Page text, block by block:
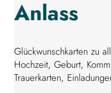
Anlass
Glückwunschkarten zu
Hochzeit, Geburt,
Trauerkarten,